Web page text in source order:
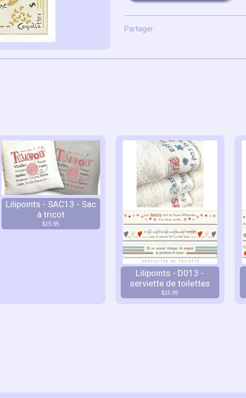
Partager:
Lilipoints - SAC13 - Sac
à tricot
$15.95
Lilipoints - D013 -
serviette de toilettes
$15.95